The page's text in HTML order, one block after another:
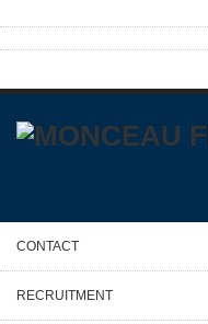
CONTACT
RECRUITMENT